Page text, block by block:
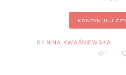
KONTYNUUJ
BY NINA KWAŚNIEWSKA
1